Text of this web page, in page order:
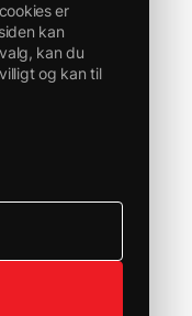
er
kan
kan du
og kan til